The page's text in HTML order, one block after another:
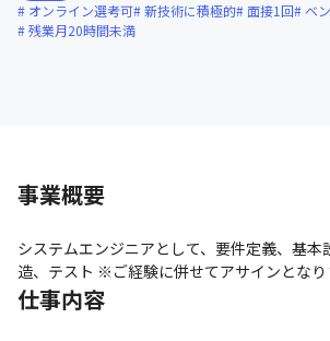
オンライン選考可 新技術に積極的 面接1回
ベ
残業月20時間未満
事業概要
システムエンジニアとして、要件定義、基本
造、テスト ※ご経験に併せてアサインとなり
仕事内容